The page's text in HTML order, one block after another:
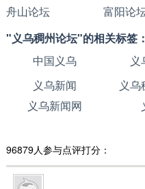
舟山论坛
富阳论
"义乌稠州论坛"的相关标签：
中国义乌
义
义乌新闻
义
义乌新闻网
96879人参与点评打分：